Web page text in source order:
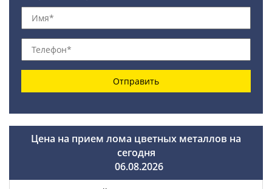
Отправить
Цена на прием лома цветных металлов на
сегодня
06.08.2026